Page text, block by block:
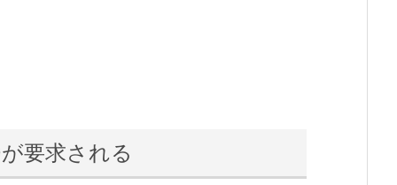
要求される